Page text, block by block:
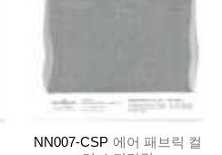
NN007-CSP 에어 패브릭 컬